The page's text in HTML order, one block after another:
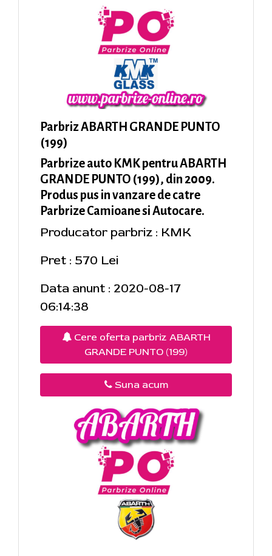
Parbriz ABARTH GRANDE PUNTO
(199)
Parbrize auto KMK pentru ABARTH
GRANDE PUNTO (199), din 2009.
Produs pus in vanzare de catre
Parbrize Camioane si Autocare.
Producator parbriz : KMK
Pret : 570 Lei
Data anunt : 2020-08-17
06:14:38
Cere oferta parbriz ABARTH
GRANDE PUNTO (199)
Suna acum